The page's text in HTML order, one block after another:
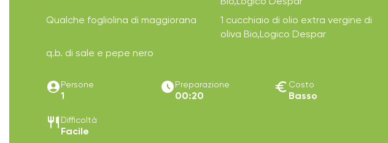
Qualche fogliolina di maggiorana
1 cucchiaio di olio extra vergine di
oliva Bio,Logico Despar
q.b. di sale e pepe nero
account_circle Persone
1
access_time_filled Preparazione
00:20
euro Costo
Basso
restaurant Difficoltà
Facile